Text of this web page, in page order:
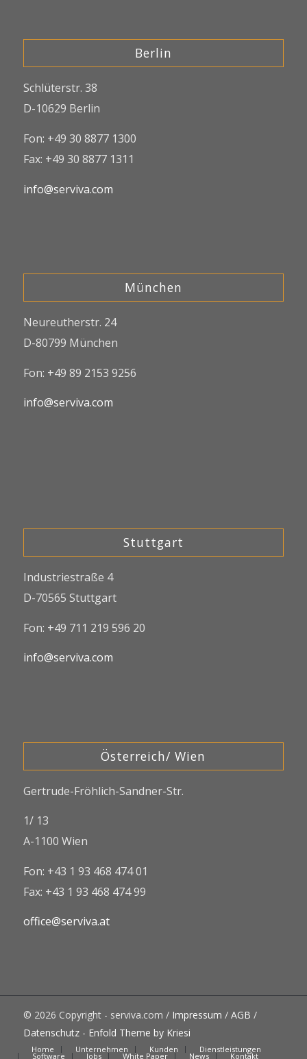
Berlin
Schlüterstr. 38
D-10629 Berlin
Fon: +49 30 8877 1300
Fax: +49 30 8877 1311
info@serviva.com
München
Neureutherstr. 24
D-80799 München
Fon: +49 89 2153 9256
info@serviva.com
Stuttgart
Industriestraße 4
D-70565 Stuttgart
Fon: +49 711 219 596 20
info@serviva.com
Österreich/ Wien
Gertrude-Fröhlich-Sandner-Str.
1/ 13
A-1100 Wien
Fon: +43 1 93 468 474 01
Fax: +43 1 93 468 474 99
office@serviva.at
© 2026 Copyright - serviva.com / Impressum / AGB /
Datenschutz- Enfold Theme by Kriesi
Home Unternehmen Kunden Dienstleistungen
Software Jobs White Paper News Kontakt